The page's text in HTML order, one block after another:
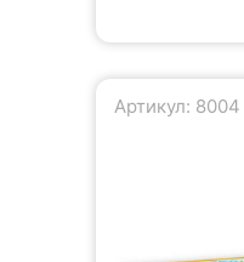
Артикул: 8004